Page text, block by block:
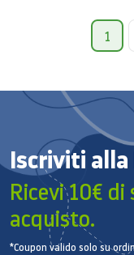
1
Iscriviti
Ricevi 10€
acquisto.
*Coupon valido solo su